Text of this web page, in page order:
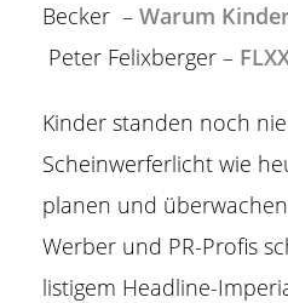
Becker – Warum
Peter Felixberger –
Kinder standen noch
Scheinwerferlicht wie
planen und
Werber und PR-Profis
listigem Headline-